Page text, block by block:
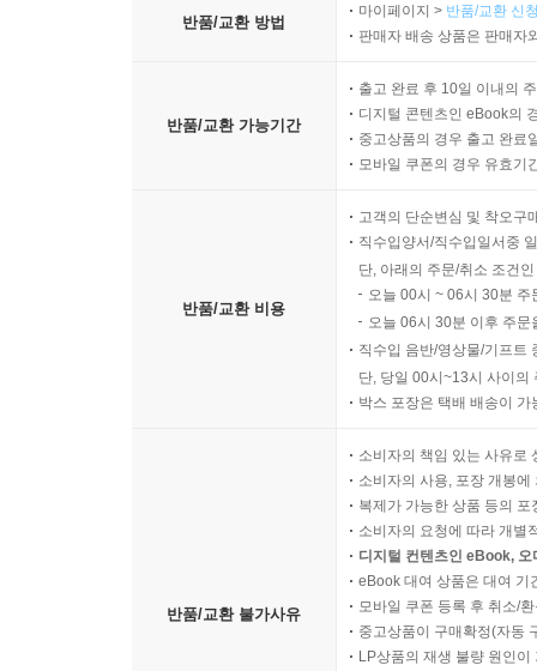
반품/교환 방법
마이페이지 > 반품/교환 신
판매자 배송 상품은 판매자
반품/교환 가능기간
출고 완료 후 10일 이내의
디지털 콘텐츠인 eBook의
중고상품의 경우 출고 완료
모바일 쿠폰의 경우 유효기
반품/교환 비용
고객의 단순변심 및 착오구
직수입양서/직수입일서중
단, 아래의 주문/취소 조건
오늘 00시 ~ 06시 30분
오늘 06시 30분 이후 주
직수입 음반/영상물/기프트
단, 당일 00시~13시 사이의
박스 포장은 택배 배송이
반품/교환 불가사유
소비자의 책임 있는 사유로
소비자의 사용, 포장 개봉
복제가 가능한 상품 등의
소비자의 요청에 따라 개별
디지털 컨텐츠인 eBook,
eBook 대여 상품은 대여 기
모바일 쿠폰 등록 후 취소/
중고상품이 구매확정(자동
LP상품의 재생 불량 원인